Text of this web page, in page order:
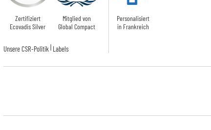
Zertifiziert
Ecovadis Silver
Mitglied von
Global Compact
Unsere CSR-Politik | Labels
Personalisiert
in Frankreich